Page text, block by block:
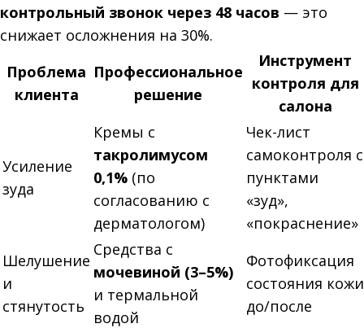
контрольный звонок через 48 часов — это
снижает осложнения на 30%.
Проблема
клиента
Профессиональное
решение
Инструмент
контроля для
салона
Усиление
зуда
Кремы с
такролимусом
0,1% (по
согласованию с
дерматологом)
Чек-лист
самоконтроля с
пунктами
«зуд»,
«покраснение»
Шелушение
и
стянутость
Средства с
мочевиной (3–5%)
и термальной
водой
Фотофиксация
состояния кожи
до/после